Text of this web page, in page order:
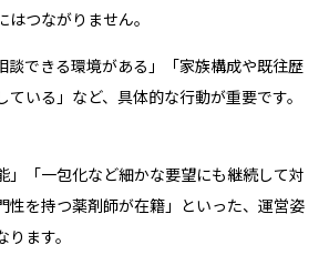
つながりません。
談できる環境がある」「家族構成や既往歴
いる」など、具体的な行動が重要です。
」「一包化など細かな要望にも継続して対
性を持つ薬剤師が在籍」といった、運営姿
ます。